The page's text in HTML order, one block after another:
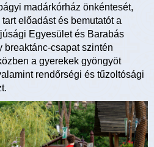
madárkórház önkéntesét,
előadást és bemutatót a
Egyesület és Barabás
breaktánc-csapat szintén
a gyerekek gyöngyöt
rendőrségi és tűzoltósági